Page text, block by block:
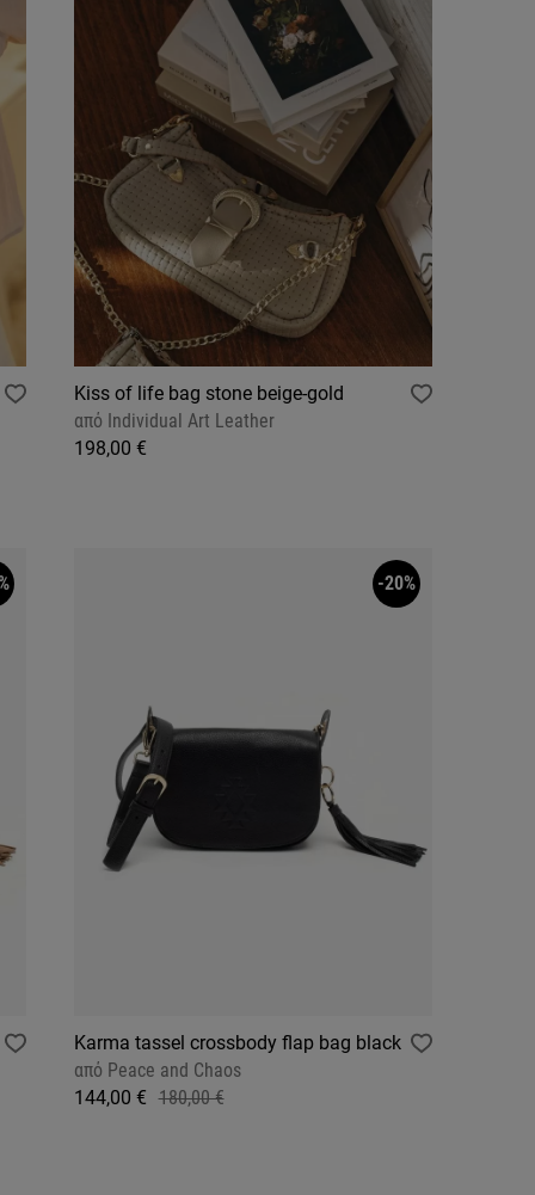
Kiss of life bag stone beige-gold
από Individual Art Leather
198,00 €
Karma tassel crossbody flap bag black
από Peace and Chaos
144,00 € 180,00 €
-20%